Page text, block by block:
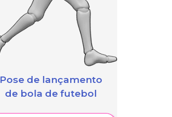
Pose de lançamento
de bola de futebol